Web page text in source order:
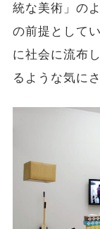
統な美術」の
の前提として
に社会に流布
るような気に